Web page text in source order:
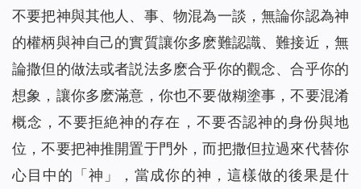
不要把神與其他人、事、物混為一談，無論你認為神
的權柄與神自己的實質讓你多麽難認識、難接近，無
論撒但的做法或者説法多麽合乎你的觀念、合乎你的
想象，讓你多麽滿意，你也不要做糊塗事，不要混淆
概念，不要拒絶神的存在，不要否認神的身份與地
位，不要把神推開置于門外，而把撒但拉過來代替你
心目中的「神」，當成你的神，這樣做的後果是什